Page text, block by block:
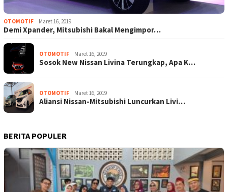
OTOMOTIF Maret 16, 2019
Demi Xpander, Mitsubishi Bakal Mengimpor…
OTOMOTIF Maret 16, 2019
Sosok New Nissan Livina Terungkap, Apa K…
OTOMOTIF Maret 16, 2019
Aliansi Nissan-Mitsubishi Luncurkan Livi…
BERITA POPULER